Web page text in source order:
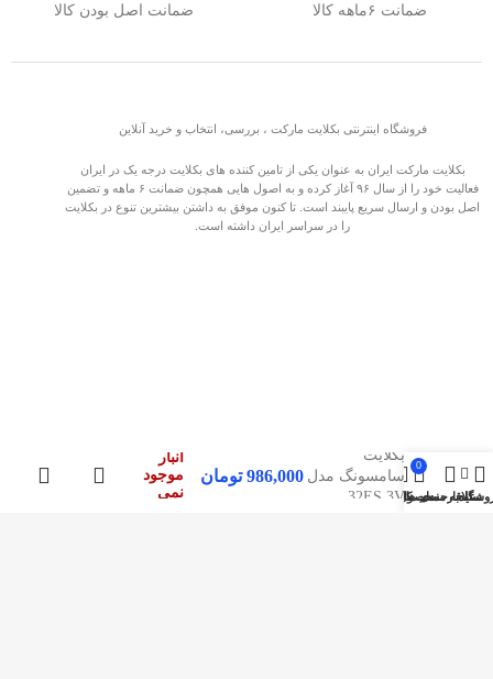
ضمانت ۶ماهه کالا ضمانت اصل بودن کالا
فروشگاه اینترنتی بکلایت مارکت ، بررسی، انتخاب و خرید آنلاین
بکلایت مارکت ایران به عنوان یکی از تامین کننده های بکلایت درجه یک در ایران
فعالیت خود را از سال ۹۶ آغاز کرده و به اصول هایی همچون ضمانت ۶ ماهه و تضمین
اصل بودن و ارسال سریع پایبند است. تا کنون موفق به داشتن بیشترین تنوع در بکلایت
را در سراسر ایران داشته است.
بکلایت
سامسونگ مدل
32ES 3V
986,000 تومان
انبار
موجود
نمی
سایدبار
علاقه مندی ها
0
محصول
حساب کاربری من